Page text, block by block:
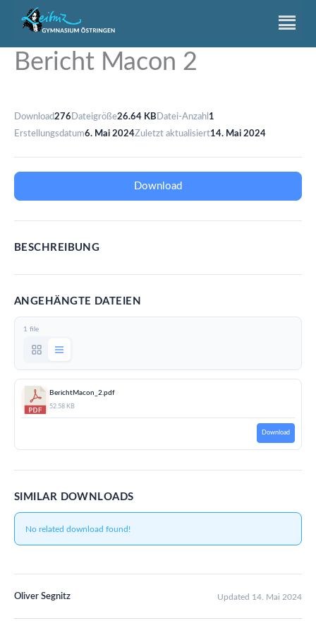
Bericht Macon 2
Download276 Dateigröße26.64 KB Datei-Anzahl 1
Erstellungsdatum6. Mai 2024Zuletzt aktualisiert14. Mai 2024
Download
BESCHREIBUNG
ANGEHÄNGTE DATEIEN
1 file
BerichtMacon_2.pdf
52.58 KB
Download
SIMILAR DOWNLOADS
No related download found!
Oliver Segnitz Updated 14. Mai 2024